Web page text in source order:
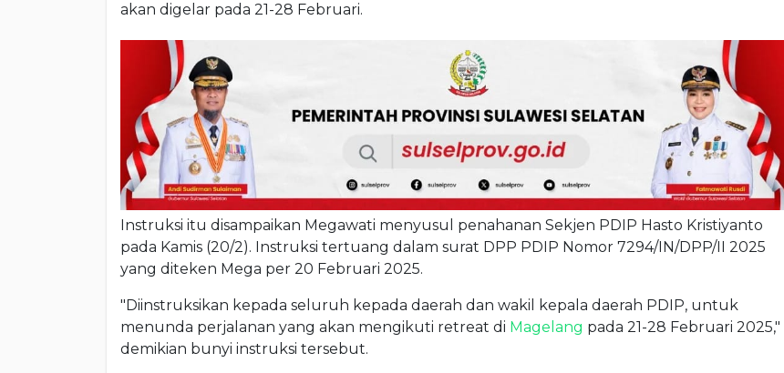
akan digelar pada 21-28 Februari.
Instruksi itu disampaikan Megawati menyusul penahanan Sekjen PDIP Hasto Kristiyanto
pada Kamis (20/2). Instruksi tertuang dalam surat DPP PDIP Nomor 7294/IN/DPP/II 2025
yang diteken Mega per 20 Februari 2025.
"Diinstruksikan kepada seluruh kepada daerah dan wakil kepala daerah PDIP, untuk
menunda perjalanan yang akan mengikuti retreat di Magelang pada 21-28 Februari 2025,"
demikian bunyi instruksi tersebut.